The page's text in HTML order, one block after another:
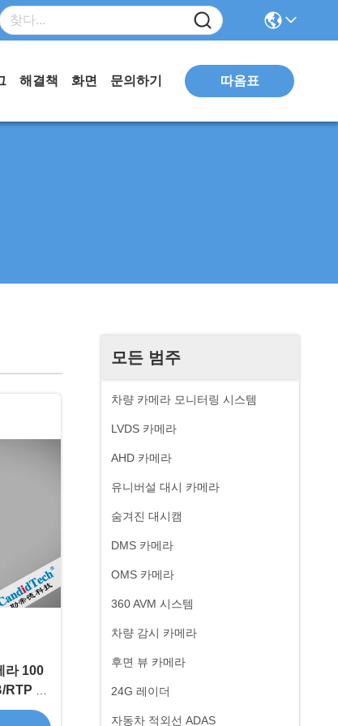
해결책 화면 문의하기 따옴표
모든 범주
차량 카메라 모니터링 시스템
LVDS 카메라
AHD 카메라
유니버설 대시 카메라
숨겨진 대시캠
DMS 카메라
OMS 카메라
360 AVM 시스템
차량 감시 카메라
후면 뷰 카메라
24G 레이더
자동차 적외선 ADAS
라 100
프